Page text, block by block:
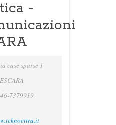
-
case sparse 1
7379919